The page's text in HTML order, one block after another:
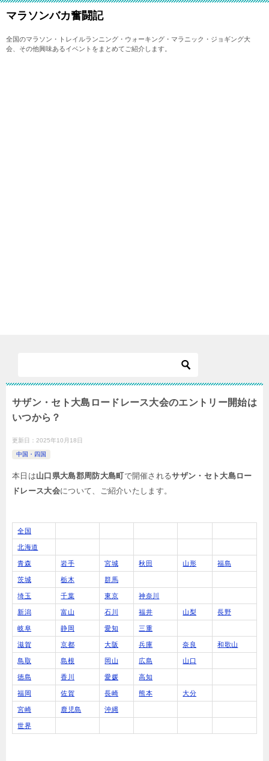
マラソンバカ奮闘記
全国のマラソン・トレイルランニング・ウォーキング・マラニック・ジョギング大
会、その他興味あるイベントをまとめてご紹介します。
サザン・セト大島ロードレース大会のエントリー開始は
いつから？
更新日： 2025年10月18日
中国・四国
本日は山口県大島郡周防大島町で開催されるサザン・セト大島ロー
ドレース大会について、ご紹介いたします。
全国
北海道
青森 岩手 宮城 秋田 山形 福島
茨城 栃木 群馬
埼玉 千葉 東京 神奈川
新潟 富山 石川 福井 山梨 長野
岐阜 静岡 愛知 三重
滋賀 京都 大阪 兵庫 奈良 和歌山
鳥取 島根 岡山 広島 山口
徳島 香川 愛媛 高知
福岡 佐賀 長崎 熊本 大分
宮崎 鹿児島 沖縄
世界